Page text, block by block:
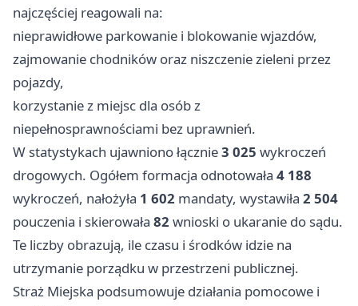
najczęściej reagowali na:
nieprawidłowe parkowanie i blokowanie wjazdów,
zajmowanie chodników oraz niszczenie zieleni przez
pojazdy,
korzystanie z miejsc dla osób z
niepełnosprawnościami bez uprawnień.
W statystykach ujawniono łącznie3 025 wykroczeń
drogowych. Ogółem formacja odnotowała 4 188
wykroczeń, nałożyła 1 602 mandaty, wystawiła 2 504
pouczenia i skierowała 82 wnioski o ukaranie do sądu.
Te liczby obrazują, ile czasu i środków idzie na
utrzymanie porządku w przestrzeni publicznej.
Straż Miejska podsumowuje działania pomocowe i